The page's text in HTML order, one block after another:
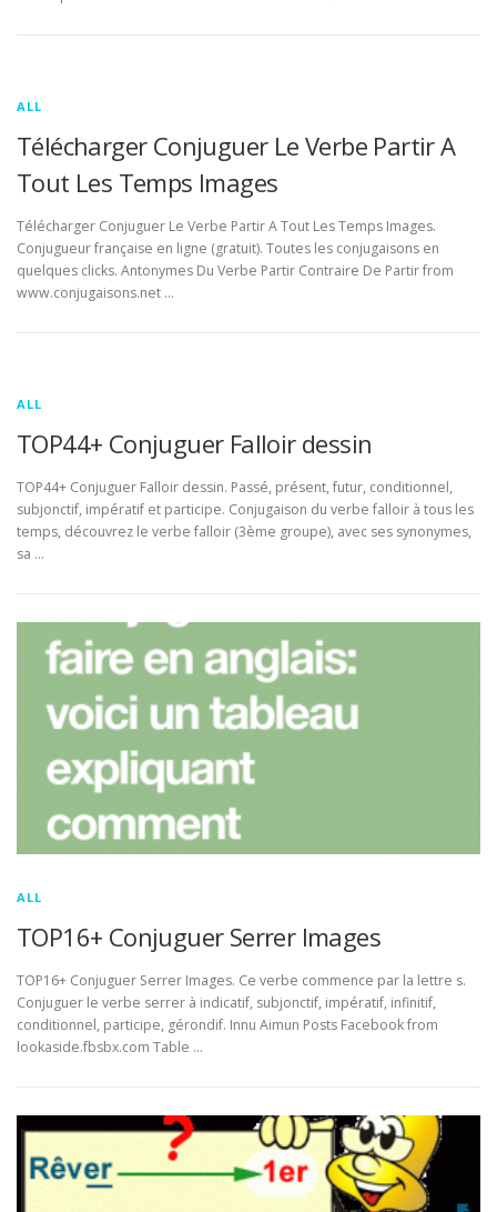
ALL
Télécharger Conjuguer Le Verbe Partir A
Tout Les Temps Images
Télécharger Conjuguer Le Verbe Partir A Tout Les Temps Images.
Conjugueur française en ligne (gratuit). Toutes les conjugaisons en
quelques clicks. Antonymes Du Verbe Partir Contraire De Partir from
www.conjugaisons.net …
ALL
TOP44+ Conjuguer Falloir dessin
TOP44+ Conjuguer Falloir dessin. Passé, présent, futur, conditionnel,
subjonctif, impératif et participe. Conjugaison du verbe falloir à tous les
temps, découvrez le verbe falloir (3ème groupe), avec ses synonymes,
sa …
ALL
TOP16+ Conjuguer Serrer Images
TOP16+ Conjuguer Serrer Images. Ce verbe commence par la lettre s.
Conjuguer le verbe serrer à indicatif, subjonctif, impératif, infinitif,
conditionnel, participe, gérondif. Innu Aimun Posts Facebook from
lookaside.fbsbx.com Table …